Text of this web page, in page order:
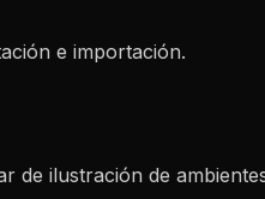
e importación.
de ilustración de